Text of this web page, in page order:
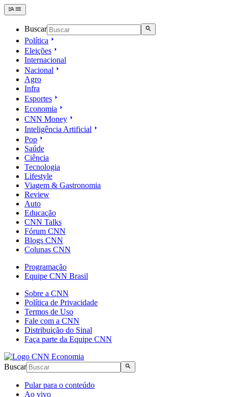
Buscar
Política
Eleições
Internacional
Nacional
Agro
Infra
Esportes
Economia
CNN Money
Inteligência Artificial
Pop
Saúde
Ciência
Tecnologia
Lifestyle
Viagem & Gastronomia
Review
Auto
Educação
CNN Talks
Fórum CNN
Blogs CNN
Colunas CNN
Programação
Equipe CNN Brasil
Sobre a CNN
Política de Privacidade
Termos de Uso
Fale com a CNN
Distribuição do Sinal
Faça parte da Equipe CNN
Buscar
Pular para o conteúdo
Ao vivo